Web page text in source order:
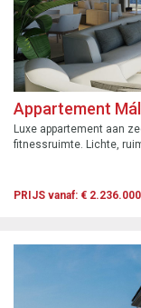
Appartement
Luxe appartement aan
fitnessruimte. Lichte,
PRIJS vanaf: €